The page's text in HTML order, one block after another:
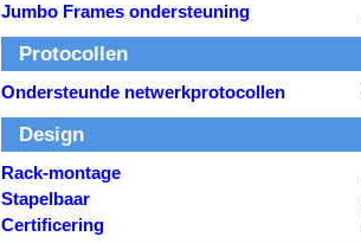
Jumbo Frames ondersteuning
Protocollen
Ondersteunde netwerkprotocollen
Design
Rack-montage
Stapelbaar
Certificering